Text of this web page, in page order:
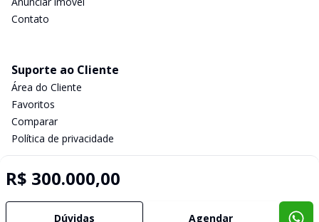
R$ 300.000,00
Dúvidas Agendar
Contato
Suporte ao Cliente
Área do Cliente
Favoritos
Comparar
Política de privacidade
Selo de Tecnologia Loft